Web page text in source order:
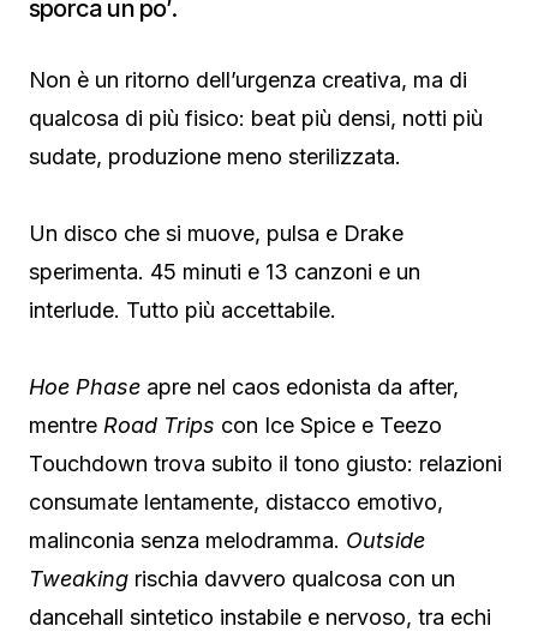
sporca un po’.
Non è un ritorno dell’urgenza creativa, ma di
qualcosa di più fisico: beat più densi, notti più
sudate, produzione meno sterilizzata.
Un disco che si muove, pulsa e Drake
sperimenta. 45 minuti e 13 canzoni e un
interlude. Tutto più accettabile.
Hoe Phase apre nel caos edonista da after,
mentre Road Trips con Ice Spice e Teezo
Touchdown trova subito il tono giusto: relazioni
consumate lentamente, distacco emotivo,
malinconia senza melodramma. Outside
Tweaking rischia davvero qualcosa con un
dancehall sintetico instabile e nervoso, tra echi